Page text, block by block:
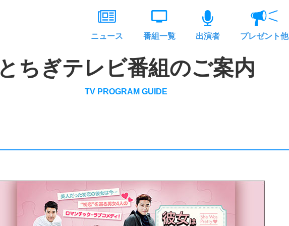
ニュース 番組一覧 出演者 プレゼント他
とちぎテレビ番組のご案内
TV PROGRAM GUIDE